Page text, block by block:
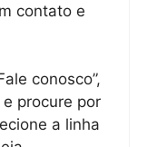
contato e
conosco”,
procure por
a linha